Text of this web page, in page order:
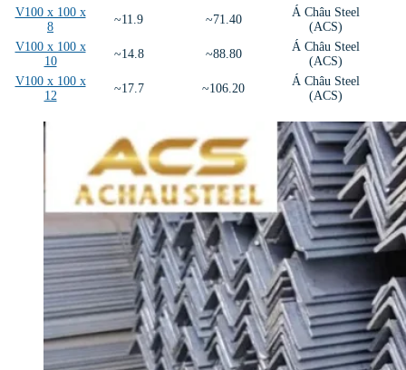
V100 x 100 x
8
~11.9 ~71.40
Á Châu Steel
(ACS)
V100 x 100 x
10
~14.8 ~88.80
Á Châu Steel
(ACS)
V100 x 100 x
12
~17.7 ~106.20
Á Châu Steel
(ACS)